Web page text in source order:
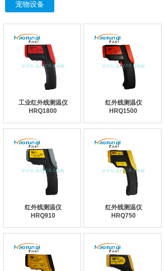
宠物设备
工业红外线测温仪
HRQ1800
红外线测温仪
HRQ1500
红外线测温仪
HRQ910
红外线测温仪
HRQ750